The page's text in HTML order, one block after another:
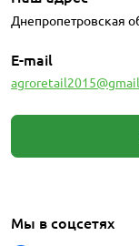
Днепропетровская
E-mail
Мы в соцсетях